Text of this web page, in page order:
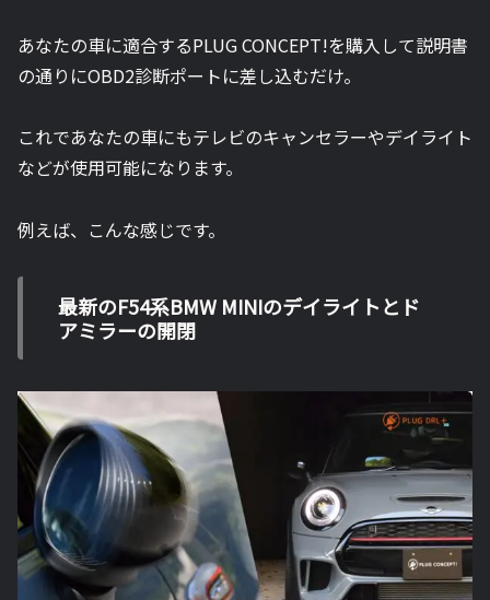
あなたの車に適合するPLUG CONCEPT!を購入して説明書
の通りにOBD2診断ポートに差し込むだけ。
これであなたの車にもテレビのキャンセラーやデイライト
などが使用可能になります。
例えば、こんな感じです。
最新のF54系BMW MINIのデイライトとド
アミラーの開閉